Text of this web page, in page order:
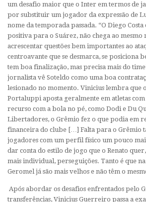
um desafio maior que o Inter em termos de
por substituir um jogador da expressão de
nome da temporada passada. “O Diego Costa
positiva para o Suárez, não chega ao mesmo
acrescentar questões bem importantes ao
centroavante que se desmarca, se posiciona
tem boa finalização, mas precisa mais do
jornalista vê Soteldo como uma boa
lesionado no momento. Vinicius lembra que
Portaluppi aposta geralmente em atletas
recurso com a bola no pé, como Dodi e Du
Libertadores, o Grêmio fez o que podia em
financeira do clube […] Falta para o Grêmio
jogadores com um perfil físico um pouco
dar conta do estilo de jogo que o Renato
mais individual, perseguições. Tanto é que
Geromel já são mais velhos e não têm o
Após abordar os desafios enfrentados pelo
transferências, Vinicius Guerreiro passa a